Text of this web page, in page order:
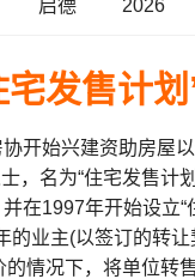
启德 2026
宅发售计
开始兴建资助房屋
，名为“住宅发售计
在1997年开始设立“
的业主(以签订的转
情况下，将单位转